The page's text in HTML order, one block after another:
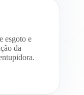
esgoto e
da